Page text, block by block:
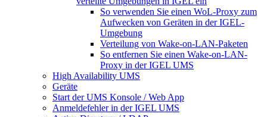
So verwenden Sie einen WoL-Proxy zum
Aufwecken von Geräten in der IGEL-
Umgebung
Verteilung von Wake-on-LAN-Paketen
So entfernen Sie einen Wake-on-LAN-
Proxy in der IGEL UMS
High Availability UMS
Geräte
Start der UMS Konsole / Web App
Anmeldefehler in der IGEL UMS